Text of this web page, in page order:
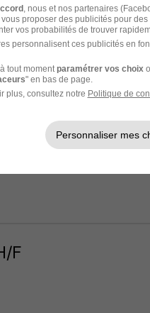
Node.Js
F
, nous et nos partenaires
proposer des publicités pour
vos probabilités de trouver
personnalisent ces publicités en
tout moment paramétrer vos choix
" en bas de page.
plus, consultez notre Politique de
Personnaliser mes